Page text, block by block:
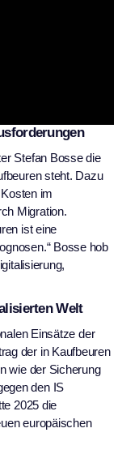
Stefan Bosse die
steht. Dazu
im
Migration.
ist eine
Bosse hob
Welt
Einsätze der
der in Kaufbeuren
wie der Sicherung
den IS
2025 die
europäischen